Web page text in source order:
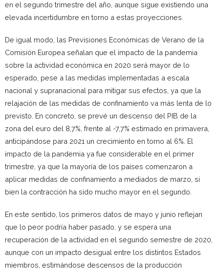
en el segundo trimestre del año, aunque sigue existiendo una
elevada incertidumbre en torno a estas proyecciones.
De igual modo, las Previsiones Económicas de Verano de la
Comisión Europea señalan que el impacto de la pandemia
sobre la actividad económica en 2020 será mayor de lo
esperado, pese a las medidas implementadas a escala
nacional y supranacional para mitigar sus efectos, ya que la
relajación de las medidas de confinamiento va más lenta de lo
previsto. En concreto, se prevé un descenso del PIB de la
zona del euro del 8,7%, frente al -7,7% estimado en primavera,
anticipándose para 2021 un crecimiento en torno al 6%. El
impacto de la pandemia ya fue considerable en el primer
trimestre, ya que la mayoría de los países comenzaron a
aplicar medidas de confinamiento a mediados de marzo, si
bien la contracción ha sido mucho mayor en el segundo.
En este sentido, los primeros datos de mayo y junio reflejan
que lo peor podría haber pasado, y se espera una
recuperación de la actividad en el segundo semestre de 2020,
aunque con un impacto desigual entre los distintos Estados
miembros, estimándose descensos de la producción